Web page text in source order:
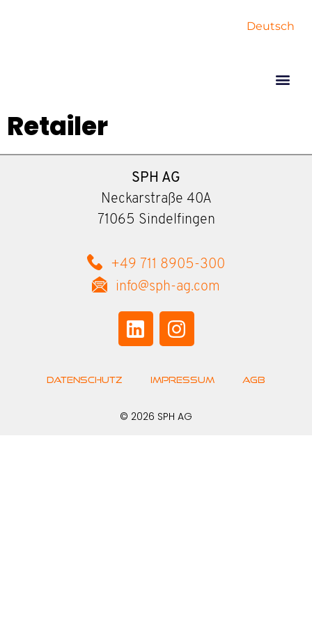
Deutsch
Retailer
SPH AG
Neckarstraße 40A
71065 Sindelfingen
+49 711 8905-300
info@sph-ag.com
Datenschutz Impressum AGB
© 2026 SPH AG